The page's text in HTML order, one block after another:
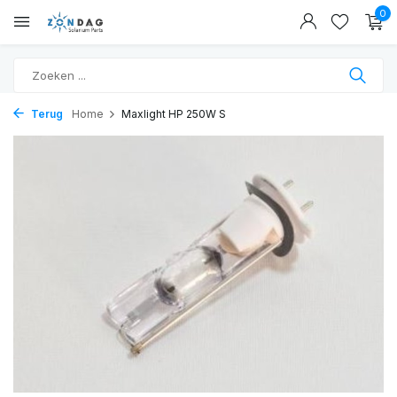
0
Terug Home Maxlight HP 250W S